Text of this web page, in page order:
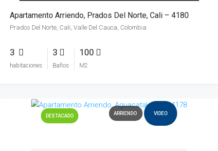
Apartamento Arriendo, Prados Del Norte, Cali – 4180
Prados Del Norte, Cali, Valle Del Cauca, Colombia
3
habitaciones
3
Baños
100
M2
DESTACADO ARRIENDO VIDEO